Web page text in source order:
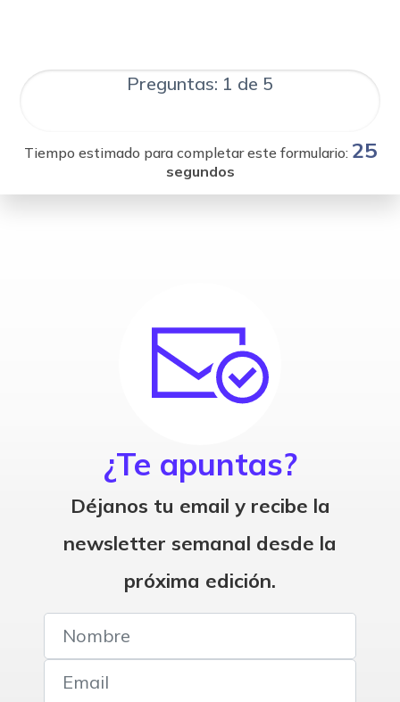
Preguntas: 1 de 5
Tiempo estimado para completar este formulario: 25
segundos
¿Te apuntas?
Déjanos tu email y recibe la
newsletter semanal desde la
próxima edición.